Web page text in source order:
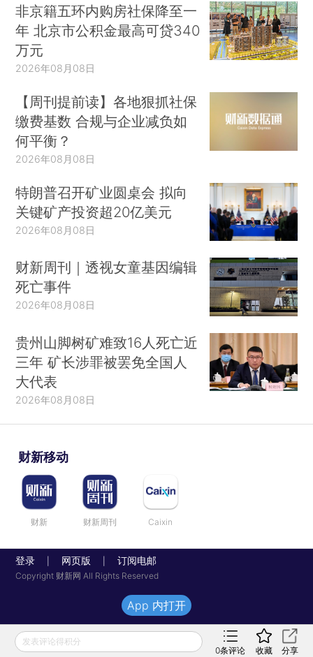
非京籍五环内购房社保降至一
年 北京市公积金最高可贷340
万元
2026年08月08日
【周刊提前读】各地狠抓社保
缴费基数 合规与企业减负如
何平衡？
2026年08月08日
特朗普召开矿业圆桌会 拟向
关键矿产投资超20亿美元
2026年08月08日
财新周刊｜透视女童基因编辑
死亡事件
2026年08月08日
贵州山脚树矿难致16人死亡近
三年 矿长涉罪被罢免全国人
大代表
2026年08月08日
财新移动
财新 财新周刊 Caixin
登录 网页版 订阅电邮
Copyright 财新网 All Rights Reserved
发表评论得积分
0条评论 收藏 分享
App 内打开